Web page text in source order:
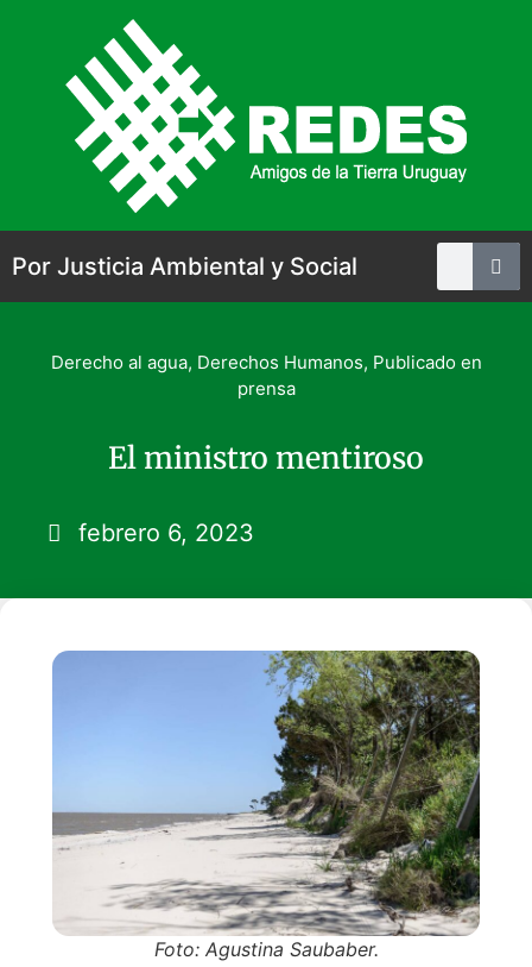
Por Justicia Ambiental y Social
Derecho al agua, Derechos Humanos, Publicado en
prensa
El ministro mentiroso
febrero 6, 2023
Foto: Agustina Saubaber.